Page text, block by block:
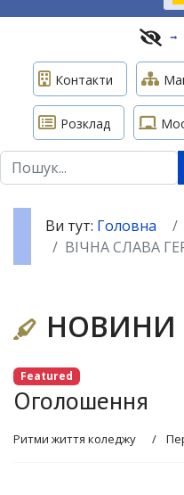
Контакти
Розклад
Пошук
Ви тут: Головна
ВІЧНА СЛАВА
НОВИНИ
Featured
Оголошення
Ритми життя коледжу